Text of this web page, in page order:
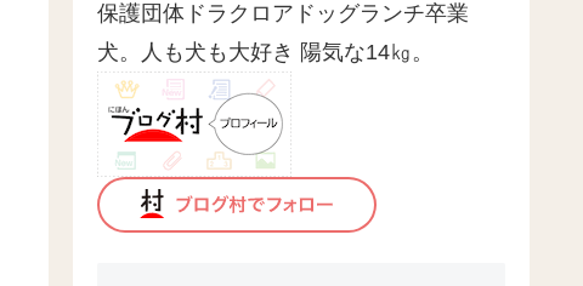
保護団体ドラクロアドッグランチ卒業
犬。人も犬も大好き 陽気な14㎏。